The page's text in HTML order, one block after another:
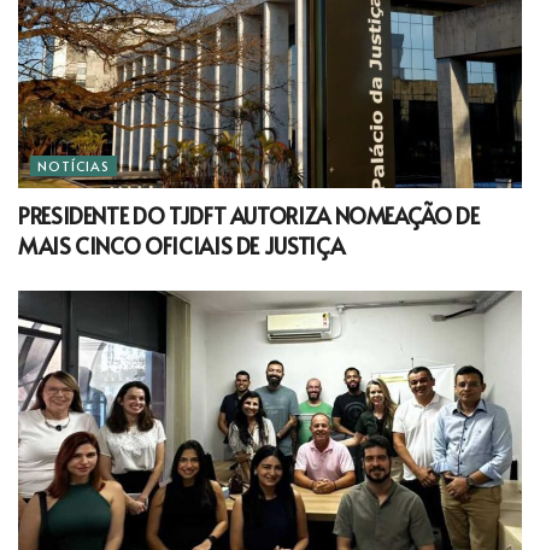
NOTÍCIAS
PRESIDENTE DO TJDFT AUTORIZA NOMEAÇÃO DE
MAIS CINCO OFICIAIS DE JUSTIÇA